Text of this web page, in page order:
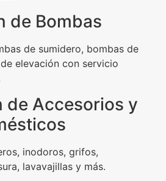
de Bombas
de sumidero, bombas de
elevación con servicio
de Accesorios y
inodoros, grifos,
lavavajillas y más.